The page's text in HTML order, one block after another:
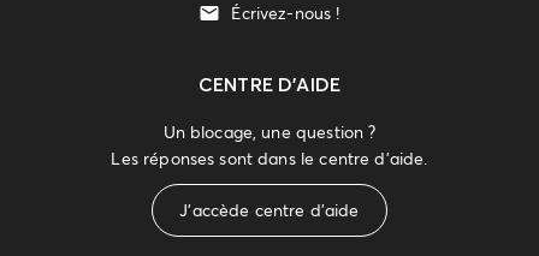
Écrivez-nous !
CENTRE D'AIDE
Un blocage, une question ?
Les réponses sont dans le centre d'aide.
J'accède centre d'aide